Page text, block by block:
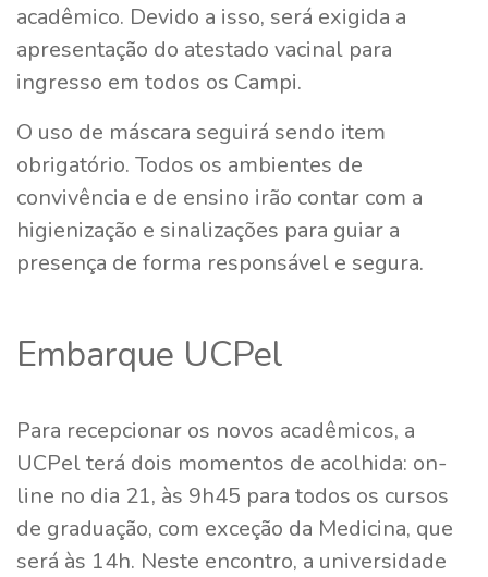
acadêmico. Devido a isso, será exigida a
apresentação do atestado vacinal para
ingresso em todos os Campi.
O uso de máscara seguirá sendo item
obrigatório. Todos os ambientes de
convivência e de ensino irão contar com a
higienização e sinalizações para guiar a
presença de forma responsável e segura.
Embarque UCPel
Para recepcionar os novos acadêmicos, a
UCPel terá dois momentos de acolhida: on-
line no dia 21, às 9h45 para todos os cursos
de graduação, com exceção da Medicina, que
será às 14h. Neste encontro, a universidade